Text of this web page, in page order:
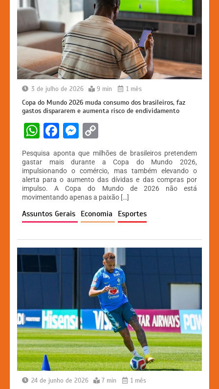
3 de julho de 2026 9 min 1 mês
Copa do Mundo 2026 muda consumo dos brasileiros, faz
gastos dispararem e aumenta risco de endividamento
W
h
at
s
A
p
p
F
c
e
b
o
o
k
M
s
s
e
n
g
er
o
p
y
Li
n
k
Pesquisa aponta que milhões de brasileiros pretendem
gastar mais durante a Copa do Mundo 2026,
impulsionando o comércio, mas também elevando o
alerta para o aumento das dívidas e das compras por
impulso. A Copa do Mundo de 2026 não está
movimentando apenas a paixão […]
Assuntos Gerais Economia Esportes
24 de junho de 2026 7 min 1 mês